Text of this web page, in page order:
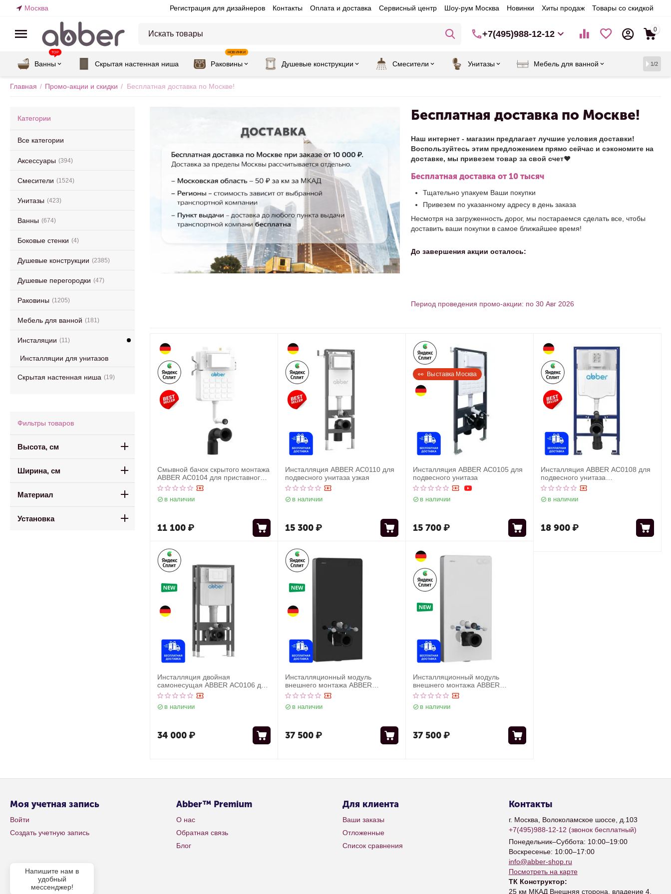
Москва Регистрация для дизайнеров Контакты Оплата и доставка Сервисный центр Шоу-рум Москва Новинки Хиты продаж Товары со скидкой
+7(495)988-12-12 0
Ванны
TOP
Скрытая настенная ниша Раковины
НОВИНКИ
Душевые конструкции Смесители Унитазы Мебель для ванной 1/2
Главная / Промо-акции и скидки / Бесплатная доставка по Москве!
Бесплатная доставка по Москве!
Наш интернет - магазин предлагает лучшие условия доставки!
Воспользуйтесь этим предложением прямо сейчас и сэкономите на
доставке, мы привезем товар за свой счет❤️
Бесплатная доставка от 10 тысяч
Тщательно упакуем Ваши покупки
Привезем по указанному адресу в день заказа
Несмотря на загруженность дорог, мы постараемся сделать все, чтобы
доставить ваши покупки в самое ближайшее время!
До завершения акции осталось:
Период проведения промо-акции: по 30 Авг 2026
Смывной бачок скрытого монтажа
ABBER AC0104 для приставного
унитаза
в наличии
11 100₽
Инсталляция ABBER AC0110 для
подвесного унитаза узкая
в наличии
15 300₽
👀  Выставка Москва
Инсталляция ABBER AC0105 для
подвесного унитаза
в наличии
15 700₽
Инсталляция ABBER AC0108 для
подвесного унитаза
пневматическая
в наличии
18 900₽
Инсталляция двойная
самонесущая ABBER AC0106 для
двух подвесных унитазов
в наличии
34 000₽
Инсталляционный модуль
внешнего монтажа ABBER
AC0107MB для подвесного
унитаза, черный
в наличии
37 500₽
Инсталляционный модуль
внешнего монтажа ABBER
AC0107MW для подвесного
унитаза, белый
в наличии
37 500₽
Категории
Все категории
Аксессуары (394)
Смесители (1524)
Унитазы (423)
Ванны (674)
Боковые стенки (4)
Душевые конструкции (2385)
Душевые перегородки (47)
Раковины (1205)
Мебель для ванной (181)
Инсталяции (11)
Инсталляции для унитазов
Скрытая настенная ниша (19)
Фильтры товаров
Высота, см
Ширина, см
Материал
Установка
Моя учетная запись
Войти
Создать учетную запись
Abber™ Premium
О нас
Обратная связь
Блог
Для клиента
Ваши заказы
Отложенные
Список сравнения
Контакты
г. Москва, Волоколамское шоссе, д.103
+7(495)988-12-12 (звонок бесплатный)
Понедельник–Суббота: 10:00–19:00
Воскресенье: 10:00–17:00
info@abber-shop.ru
Посмотреть на карте
ТК Конструктор:
25 км МКАД Внешняя сторона, владение 4,
Напишите нам в
удобный
мессенджер!